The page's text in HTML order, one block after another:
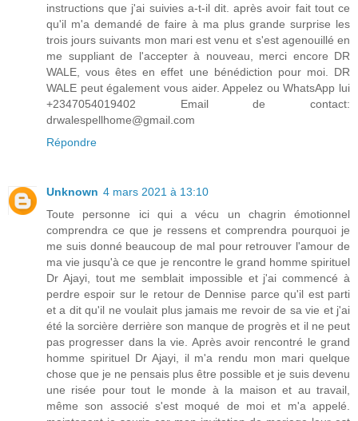
instructions que j'ai suivies a-t-il dit. après avoir fait tout ce
qu'il m'a demandé de faire à ma plus grande surprise les
trois jours suivants mon mari est venu et s'est agenouillé en
me suppliant de l'accepter à nouveau, merci encore DR
WALE, vous êtes en effet une bénédiction pour moi. DR
WALE peut également vous aider. Appelez ou WhatsApp lui
+2347054019402 Email de contact:
drwalespellhome@gmail.com
Répondre
Unknown 4 mars 2021 à 13:10
Toute personne ici qui a vécu un chagrin émotionnel
comprendra ce que je ressens et comprendra pourquoi je
me suis donné beaucoup de mal pour retrouver l'amour de
ma vie jusqu'à ce que je rencontre le grand homme spirituel
Dr Ajayi, tout me semblait impossible et j'ai commencé à
perdre espoir sur le retour de Dennise parce qu'il est parti
et a dit qu'il ne voulait plus jamais me revoir de sa vie et j'ai
été la sorcière derrière son manque de progrès et il ne peut
pas progresser dans la vie. Après avoir rencontré le grand
homme spirituel Dr Ajayi, il m'a rendu mon mari quelque
chose que je ne pensais plus être possible et je suis devenu
une risée pour tout le monde à la maison et au travail,
même son associé s'est moqué de moi et m'a appelé.